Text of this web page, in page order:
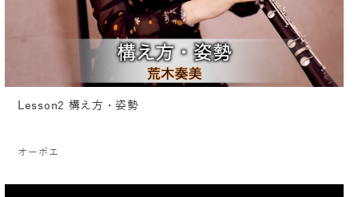
Lesson2 構え方・姿勢
オーボエ